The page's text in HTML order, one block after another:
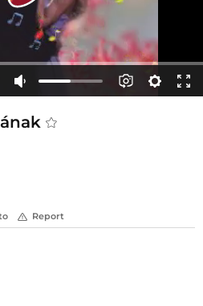
Report